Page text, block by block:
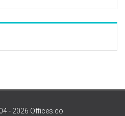
- 2026 Offices.co